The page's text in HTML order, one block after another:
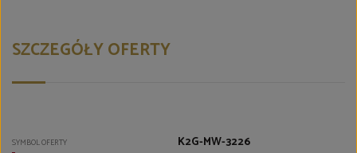
SZCZEGÓŁY OFERTY
SYMBOL OFERTY K2G-MW-3226